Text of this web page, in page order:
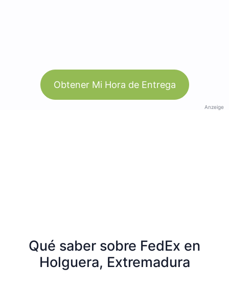
Obtener Mi Hora de Entrega
Anzeige
Qué saber sobre FedEx en
Holguera, Extremadura